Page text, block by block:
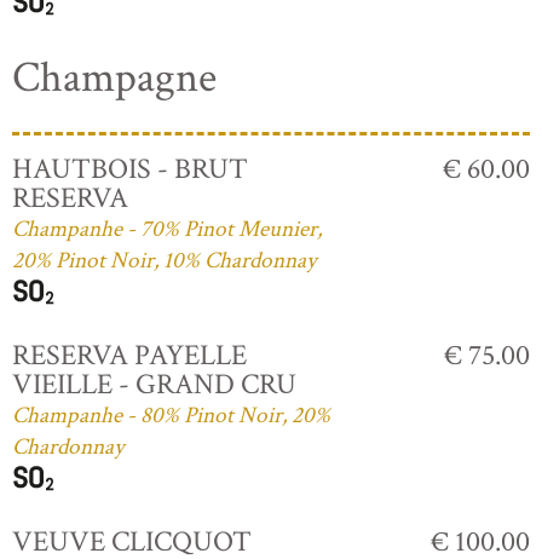
Champagne
HAUTBOIS - BRUT
RESERVA
Champanhe - 70% Pinot Meunier,
20% Pinot Noir, 10% Chardonnay
€ 60.00
RESERVA PAYELLE
VIEILLE - GRAND CRU
Champanhe - 80% Pinot Noir, 20%
Chardonnay
€ 75.00
VEUVE CLICQUOT € 100.00